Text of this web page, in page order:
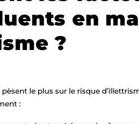
en
?
le plus sur le risque
: